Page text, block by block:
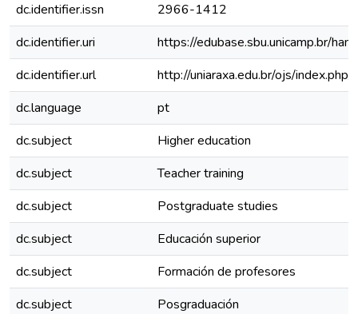
dc.identifier.issn
2966-1412
dc.identifier.uri
https://edubase.sbu.unicamp.br/
dc.identifier.url
http://uniaraxa.edu.br/ojs/
dc.language
pt
dc.subject
Higher education
dc.subject
Teacher training
dc.subject
Postgraduate studies
dc.subject
Educación superior
dc.subject
Formación de profesores
dc.subject
Posgraduación